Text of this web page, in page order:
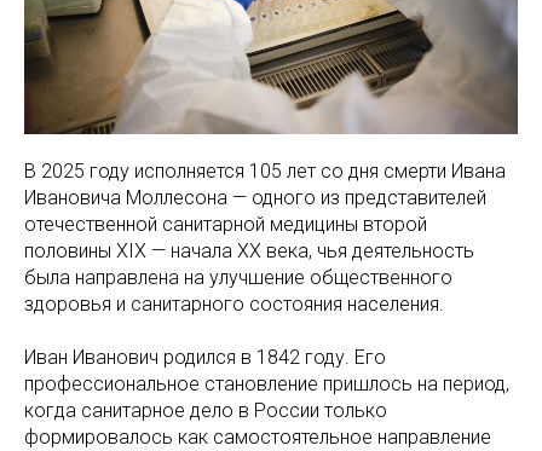
В 2025 году исполняется 105 лет со дня смерти Ивана
Ивановича Моллесона — одного из представителей
отечественной санитарной медицины второй
половины XIX — начала XX века, чья деятельность
была направлена на улучшение общественного
здоровья и санитарного состояния населения.
Иван Иванович родился в 1842 году. Его
профессиональное становление пришлось на период,
когда санитарное дело в России только
формировалось как самостоятельное направление